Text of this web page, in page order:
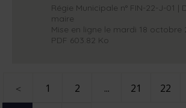
Régie Municipale n° FIN-22-J-01 |
maire
Mise en ligne le mardi 18 octobre
PDF 603.82 Ko
P
P
1 2 ... 21 22